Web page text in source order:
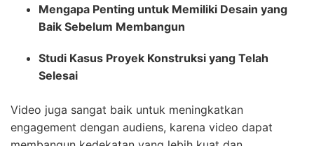
Mengapa Penting untuk Memiliki Desain yang
Baik Sebelum Membangun
Studi Kasus Proyek Konstruksi yang Telah
Selesai
Video juga sangat baik untuk meningkatkan
engagement dengan audiens, karena video dapat